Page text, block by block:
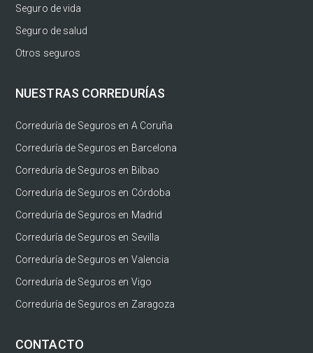
Seguro de vida
Seguro de salud
Otros seguros
NUESTRAS CORREDURÍAS
Correduría de Seguros en A Coruña
Correduría de Seguros en Barcelona
Correduría de Seguros en Bilbao
Correduría de Seguros en Córdoba
Correduría de Seguros en Madrid
Correduría de Seguros en Sevilla
Correduría de Seguros en Valencia
Correduría de Seguros en Vigo
Correduría de Seguros en Zaragoza
CONTACTO